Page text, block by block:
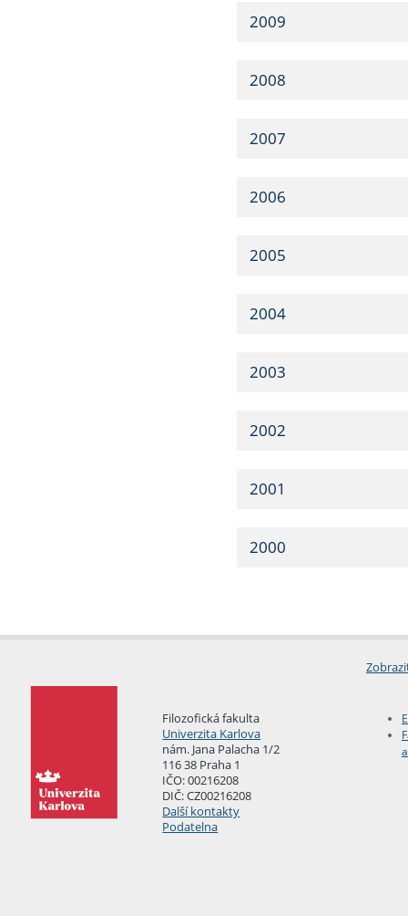
2009
2008
2007
2006
2005
2004
2003
2002
2001
2000
Filozofická fakulta
Univerzita Karlova
nám. Jana Palacha 1/2
116 38 Praha 1
IČO: 00216208
DIČ: CZ00216208
Další kontakty
Podatelna